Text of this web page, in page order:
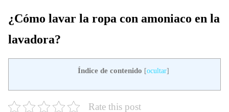
¿Cómo lavar la ropa con amoniaco en la
lavadora?
Índice de contenido [ocultar]
Rate this post